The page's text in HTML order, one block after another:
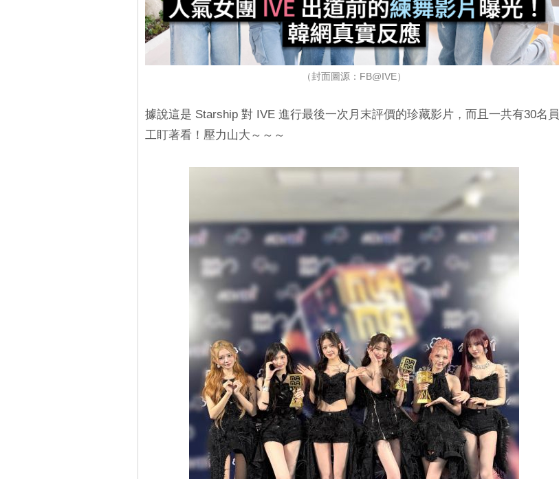
（封面圖源：FB@IVE）
據說這是 Starship 對 IVE 進行最後一次月末評價的珍藏影片，而且一共有30名員
工盯著看！壓力山大～～～